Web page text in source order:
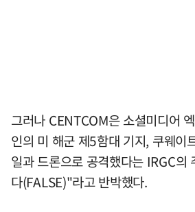
그러나 CENTCOM은 소셜미디어
인의 미 해군 제5함대 기지, 쿠웨이
일과 드론으로 공격했다는 IRGC의
다(FALSE)"라고 반박했다.